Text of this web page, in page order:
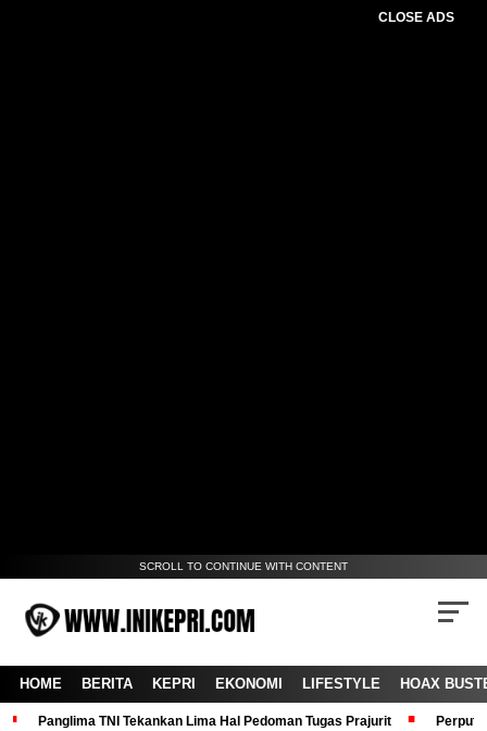
CLOSE ADS
SCROLL TO CONTINUE WITH CONTENT
HOME BERITA KEPRI EKONOMI LIFESTYLE HOAX
Panglima TNI Tekankan Lima Hal Pedoman Tugas Prajurit